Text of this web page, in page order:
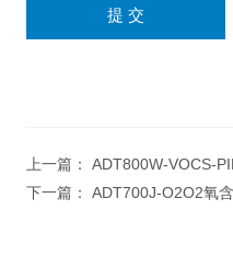
上一篇： ADT800W-VOCS-PID
下一篇： ADT700J-O2O2氧